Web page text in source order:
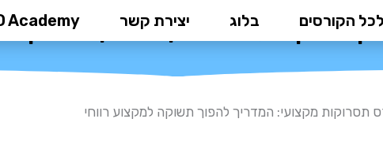
לכל הקורסים בלוג יצירת קשר Academy
מקצועי: המדריך להפוך תשוקה
תסרוקות מקצועי: המדריך להפוך תשוקה למקצוע רווחי